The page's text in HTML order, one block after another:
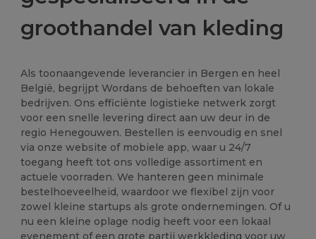
groothandel van kleding
Als toonaangevende leverancier in Bergen en heel
België, begrijpt Wordans de behoeften van lokale
bedrijven. Ons efficiënte logistieke netwerk zorgt
voor een snelle levering direct aan uw deur in de
regio Henegouwen. Bestellen is eenvoudig en snel
via onze website of mobiele app, waar u 24/7
toegang heeft tot ons volledige assortiment en
actuele voorraden. We hanteren geen minimale
bestelhoeveelheid, waardoor we flexibel zijn voor
zowel kleine startups als grote ondernemingen. Of u
nu een kleine oplage nodig heeft voor een lokaal